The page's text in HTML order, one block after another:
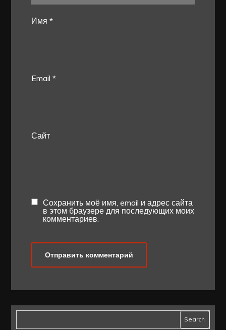
Имя*
Email*
Сайт
Сохранить моё имя, email и адрес сайта
в этом браузере для последующих моих
комментариев.
Search